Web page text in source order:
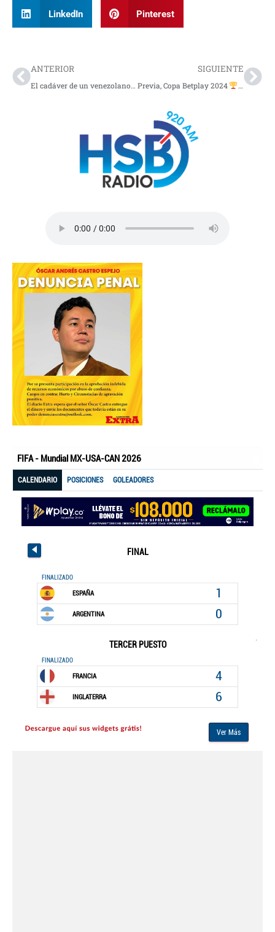
LinkedIn Pinterest
ANTERIOR
El cadáver de un venezolano fue hallado en Cúcuta, Colombia
SIGUIENTE
Previa, Copa Betplay 2024 Jaguares